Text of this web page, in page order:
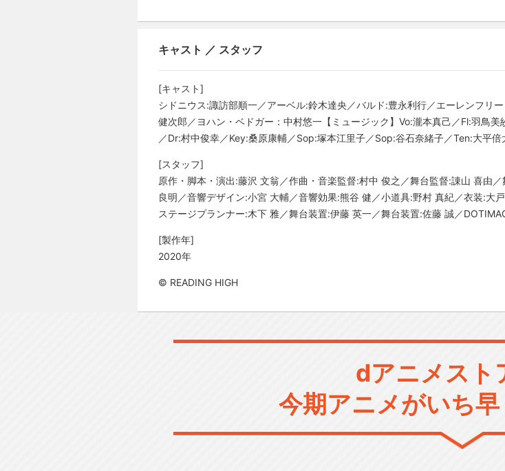
キャスト ／ スタッフ
[キャスト]
シドニウス:諏訪部順一／アーベル:鈴木達央／バルド:豊永利行／エーレンフリ
健次郎／ヨハン・ベドガー：中村悠一【ミュージック】Vo:瀧本真己／Fl:羽鳥
／Dr:村中俊幸／Key:桑原康輔／Sop:塚本江里子／Sop:谷石奈緒子／Ten:大平
[スタッフ]
原作・脚本・演出:藤沢 文翁／作曲・音楽監督:村中 俊之／舞台監督:諌山 喜由
良明／音響デザイン:小宮 大輔／音響効果:熊谷 健／小道具:野村 真紀／衣装:大
ステージプランナー:木下 雅／舞台装置:伊藤 英一／舞台装置:佐藤 誠／
[製作年]
2020年
© READING HIGH
dアニメスト
今期アニメがいち早